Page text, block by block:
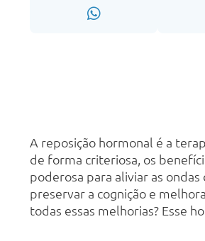
A reposição hormonal é a
de forma criteriosa, os
poderosa para aliviar as
preservar a cognição e
todas essas melhorias? Esse